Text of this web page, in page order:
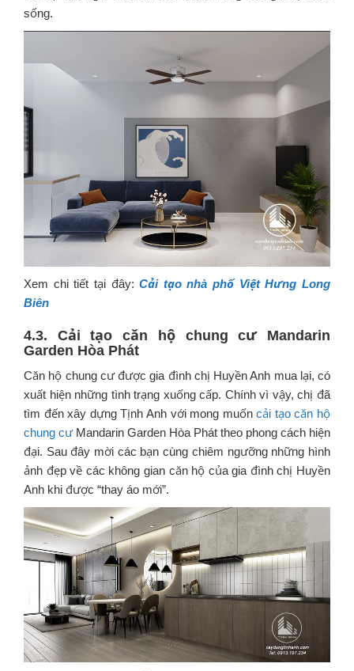
sống.
Xem chi tiết tại đây:Cải tạo nhà phố Việt Hưng Long
Biên
4.3. Cải tạo căn hộ chung cư Mandarin
Garden Hòa Phát
Căn hộ chung cư được gia đình chị Huyền Anh mua lại, có
xuất hiện những tình trạng xuống cấp. Chính vì vậy, chị đã
tìm đến xây dựng Tịnh Anh với mong muốncải tạo căn hộ
chung cưMandarin Garden Hòa Phát theo phong cách hiện
đại. Sau đây mời các bạn cùng chiêm ngưỡng những hình
ảnh đẹp về các không gian căn hộ của gia đình chị Huyền
Anh khi được “thay áo mới”.